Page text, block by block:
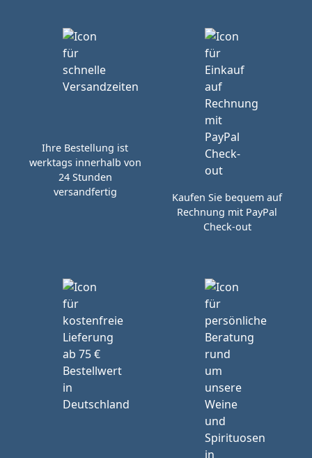
Ihre Bestellung ist
werktags innerhalb von
24 Stunden
versandfertig
Kaufen Sie bequem auf
Rechnung mit PayPal
Check-out